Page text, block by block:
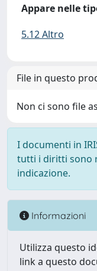
Appare nelle
5.12 Altro
File in questo
Non ci sono file
I documenti in
tutti i diritti sono
indicazione.
Informazioni
Utilizza questo
link a questo